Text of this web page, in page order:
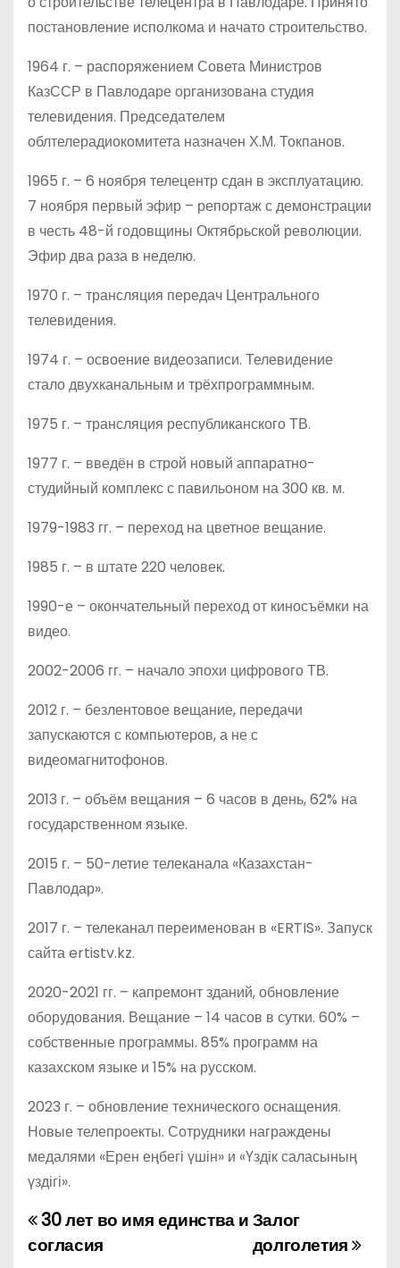
постановление исполкома и начато строительство.
1964 г. – распоряжением Совета Министров
КазССР в Павлодаре организована студия
телевидения. Председателем
облтелерадиокомитета назначен Х.М. Токпанов.
1965 г. – 6 ноября телецентр сдан в эксплуатацию.
7 ноября первый эфир – репортаж с демонстрации
в честь 48-й годовщины Октябрьской революции.
Эфир два раза в неделю.
1970 г. – трансляция передач Центрального
телевидения.
1974 г. – освоение видеозаписи. Телевидение
стало двухканальным и трёхпрограммным.
1975 г. – трансляция республиканского ТВ.
1977 г. – введён в строй новый аппаратно-
студийный комплекс с павильоном на 300 кв. м.
1979-1983 гг. – переход на цветное вещание.
1985 г. – в штате 220 человек.
1990-е – окончательный переход от киносъёмки на
видео.
2002-2006 гг. – начало эпохи цифрового ТВ.
2012 г. – безлентовое вещание, передачи
запускаются с компьютеров, а не с
видеомагнитофонов.
2013 г. – объём вещания – 6 часов в день, 62% на
государственном языке.
2015 г. – 50-летие телеканала «Казахстан-
Павлодар».
2017 г. – телеканал переименован в «ERTIS». Запуск
сайта ertistv.kz.
2020-2021 гг. – капремонт зданий, обновление
оборудования. Вещание – 14 часов в сутки. 60% –
собственные программы. 85% программ на
казахском языке и 15% на русском.
2023 г. – обновление технического оснащения.
Новые телепроекты. Сотрудники награждены
медалями «Ерен еңбегі үшін» и «Үздік саласының
үздігі».
Н
Залог
долголетия
30 лет во имя единства и
согласия